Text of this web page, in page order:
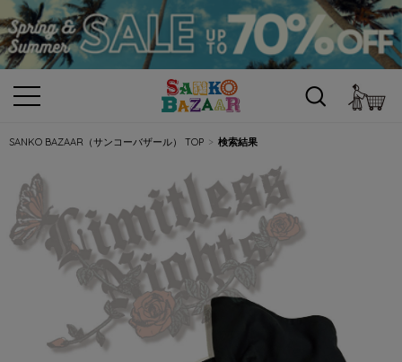
SANKO BAZAAR（サンコーバザール） TOP 検索結果